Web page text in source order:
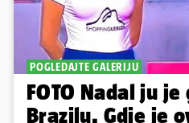
POGLEDAJTE GALERIJU
FOTO Nadal ju
Brazilu. Gdje je